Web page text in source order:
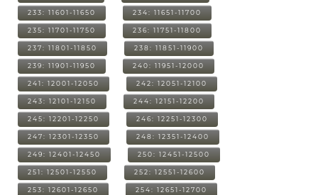
233: 11601-11650 234: 11651-11700
235: 11701-11750 236: 11751-11800
237: 11801-11850 238: 11851-11900
239: 11901-11950 240: 11951-12000
241: 12001-12050 242: 12051-12100
243: 12101-12150 244: 12151-12200
245: 12201-12250 246: 12251-12300
247: 12301-12350 248: 12351-12400
249: 12401-12450 250: 12451-12500
251: 12501-12550 252: 12551-12600
253: 12601-12650 254: 12651-12700